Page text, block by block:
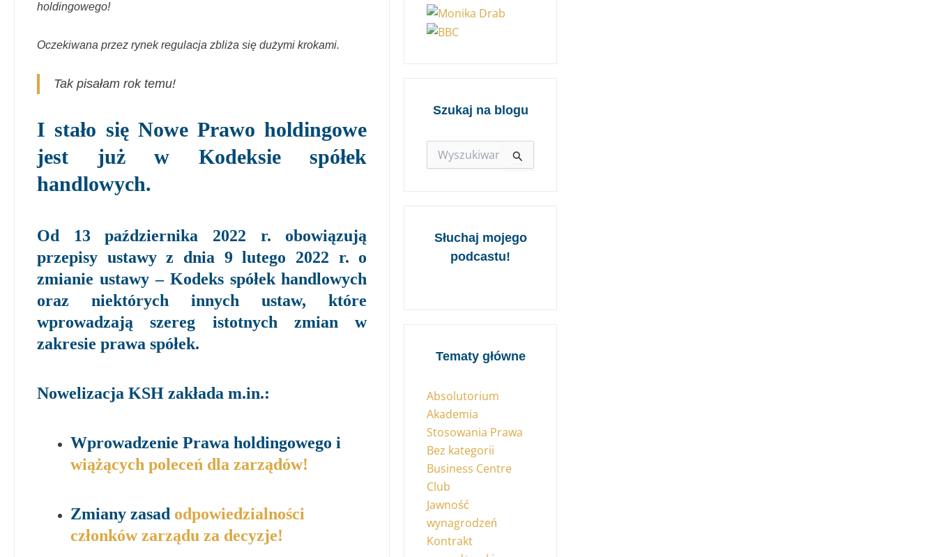
holdingowego!
Oczekiwana przez rynek regulacja zbliża się dużymi krokami.
Tak pisałam rok temu!
I stało się Nowe Prawo holdingowe
jest już w Kodeksie spółek
handlowych.
Od 13 października 2022 r. obowiązują
przepisy ustawy z dnia 9 lutego 2022 r. o
zmianie ustawy – Kodeks spółek handlowych
oraz niektórych innych ustaw, które
wprowadzają szereg istotnych zmian w
zakresie prawa spółek.
Nowelizacja KSH zakłada m.in.:
Wprowadzenie Prawa holdingowego i
wiążących poleceń dla zarządów!
Zmiany zasad odpowiedzialności
członków zarządu za decyzje!
Szukaj na blogu
Szukaj
dla:
Słuchaj mojego
podcastu!
Tematy główne
Absolutorium
Akademia
Stosowania Prawa
Bez kategorii
Business Centre
Club
Jawność
wynagrodzeń
Kontrakt